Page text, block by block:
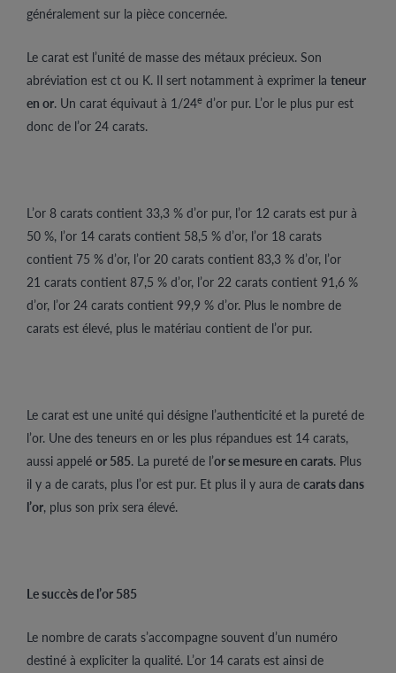
généralement sur la pièce concernée.
Le carat est l’unité de masse des métaux précieux. Son
abréviation est ct ou K. Il sert notamment à exprimer la teneur
en or. Un carat équivaut à 1/24e d’or pur. L’or le plus pur est
donc de l’or 24 carats.
L’or 8 carats contient 33,3 % d’or pur, l’or 12 carats est pur à
50 %, l’or 14 carats contient 58,5 % d’or, l’or 18 carats
contient 75 % d’or, l’or 20 carats contient 83,3 % d’or, l’or
21 carats contient 87,5 % d’or, l’or 22 carats contient 91,6 %
d’or, l’or 24 carats contient 99,9 % d’or. Plus le nombre de
carats est élevé, plus le matériau contient de l’or pur.
Le carat est une unité qui désigne l’authenticité et la pureté de
l’or. Une des teneurs en or les plus répandues est 14 carats,
aussi appelé or 585. La pureté de l’or se mesure en carats. Plus
il y a de carats, plus l’or est pur. Et plus il y aura de carats dans
l’or, plus son prix sera élevé.
Le succès de l’or 585
Le nombre de carats s’accompagne souvent d’un numéro
destiné à expliciter la qualité. L’or 14 carats est ainsi de